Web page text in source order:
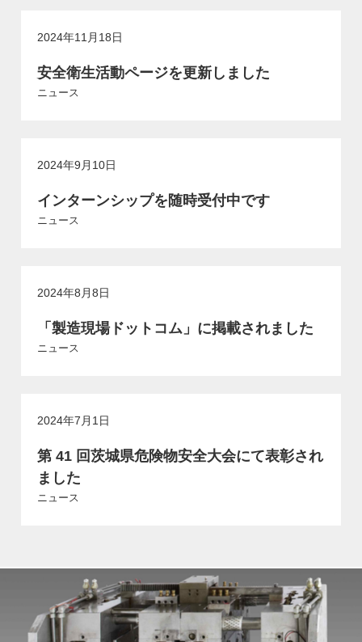
2024年11月18日
安全衛生活動ページを更新しました
ニュース
2024年9月10日
インターンシップを随時受付中です
ニュース
2024年8月8日
「製造現場ドットコム」に掲載されました
ニュース
2024年7月1日
第 41 回茨城県危険物安全大会にて表彰され
ました
ニュース